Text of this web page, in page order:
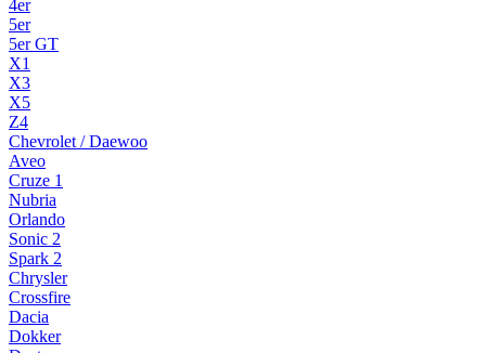
4er
5er
5er GT
X1
X3
X5
Z4
Chevrolet / Daewoo
Aveo
Cruze 1
Nubria
Orlando
Sonic 2
Spark 2
Chrysler
Crossfire
Dacia
Dokker